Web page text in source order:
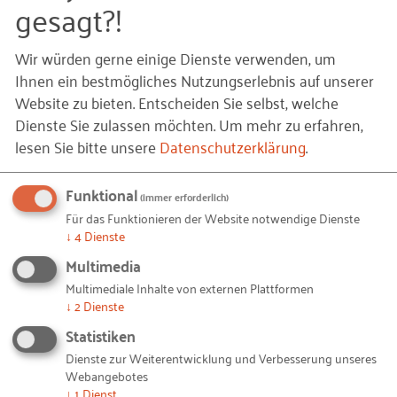
herschieben muss, wohl offensichtlich nicht für
anno 2000, also vor meiner Geburt", würde sein
Sohn wohl sagen. Er beschließt, sich die Website
lieber zuhause auf dem Monitor anzuschauen.
Ein wenig getrübt ist seine einstmals vorhandene
Vorfreude schon. Ein ungutes Gefühl beschleicht
ihn. Zuhause angekommen, schaltet er sofort den
Rechner an und tippt bei Google den
Unternehmensnamen ein. Wieder diese Punkte.
Aber wenigstens kommt er zur Startseite und
benötigt keine Lupe. Er schaut sich um, "ja, wo
gelange ich denn zum Karrierebereich?" Auf den
ersten Blick Fehlanzeige. Missmutig schüttelt er den
Kopf. Zweiter Versuch, mehr Geduld. Oben auf der
gesagt?!
Wir würden gerne einige Dienste verwenden, um
Ihnen ein bestmögliches Nutzungserlebnis auf unserer
Website zu bieten. Entscheiden Sie selbst, welche
Dienste Sie zulassen möchten.Um mehr zu erfahren,
lesen Sie bitte unsereDatenschutzerklärung.
Funktional(immer erforderlich)
Für das Funktionieren der Website notwendige Dienste
↓ 4Dienste
Multimedia
Multimediale Inhalte von externen Plattformen
↓ 2Dienste
Statistiken
Dienste zur Weiterentwicklung und Verbesserung unseres
Webangebotes